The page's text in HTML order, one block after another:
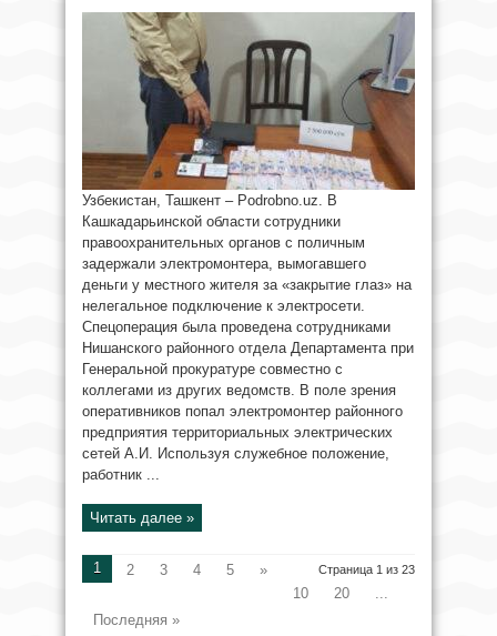
Узбекистан, Ташкент – Podrobno.uz. В
Кашкадарьинской области сотрудники
правоохранительных органов с поличным
задержали электромонтера, вымогавшего
деньги у местного жителя за «закрытие глаз» на
нелегальное подключение к электросети.
Спецоперация была проведена сотрудниками
Нишанского районного отдела Департамента при
Генеральной прокуратуре совместно с
коллегами из других ведомств. В поле зрения
оперативников попал электромонтер районного
предприятия территориальных электрических
сетей А.И. Используя служебное положение,
работник ...
Читать далее »
Страница 1 из 23
1 2 3 4 5
»
10
20
...
Последняя »